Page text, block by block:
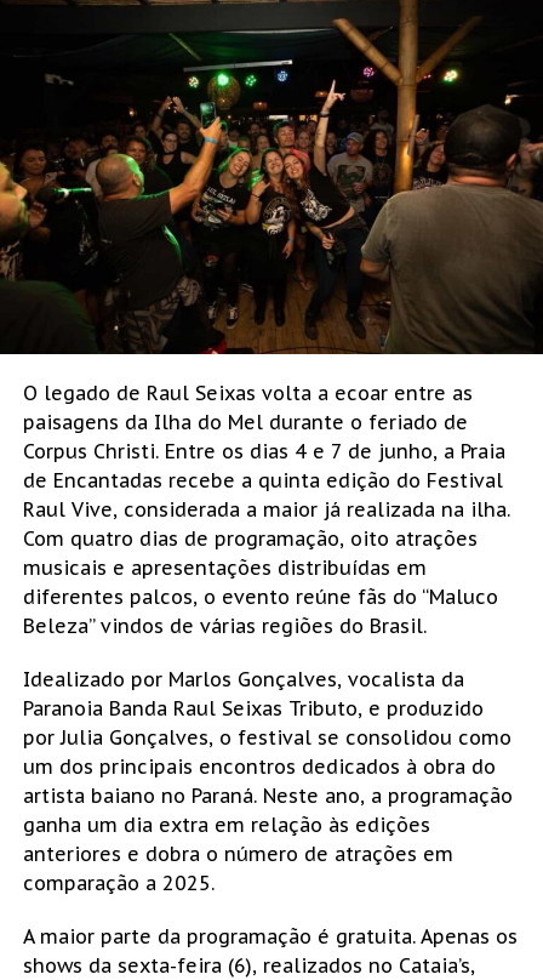
O legado de Raul Seixas volta a ecoar entre as
paisagens da Ilha do Mel durante o feriado de
Corpus Christi. Entre os dias 4 e 7 de junho, a Praia
de Encantadas recebe a quinta edição do Festival
Raul Vive, considerada a maior já realizada na ilha.
Com quatro dias de programação, oito atrações
musicais e apresentações distribuídas em
diferentes palcos, o evento reúne fãs do “Maluco
Beleza” vindos de várias regiões do Brasil.
Idealizado por Marlos Gonçalves, vocalista da
Paranoia Banda Raul Seixas Tributo, e produzido
por Julia Gonçalves, o festival se consolidou como
um dos principais encontros dedicados à obra do
artista baiano no Paraná. Neste ano, a programação
ganha um dia extra em relação às edições
anteriores e dobra o número de atrações em
comparação a 2025.
A maior parte da programação é gratuita. Apenas os
shows da sexta-feira (6), realizados no Cataia’s,